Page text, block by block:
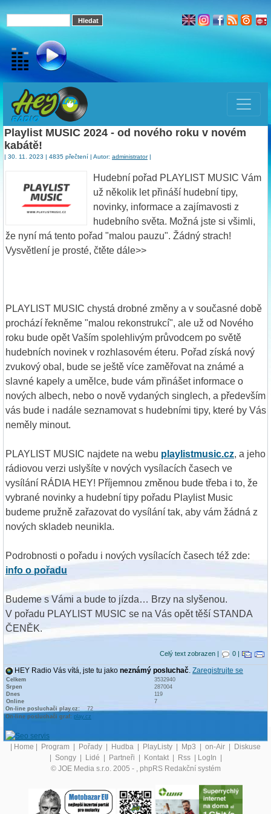
Playlist MUSIC 2024 - od nového roku v novém
kabátě!
| 30. 11. 2023 | 4835 přečtení | Autor: administrator|
Hudební pořad PLAYLIST MUSIC Vám
už několik let přináší hudební tipy,
novinky, informace a zajímavosti z
hudebního světa. Možná jste si všimli,
že nyní má tento pořad "malou pauzu". Žádný strach!
Vysvětlení je prosté, čtěte dále>>
PLAYLIST MUSIC chystá drobné změny a v současné době
prochází řekněme "malou rekonstrukcí", ale už od Nového
roku bude opět Vaším spolehlivým průvodcem po světě
hudebních novinek v rozhlasovém éteru. Pořad získá nový
zvukový obal, bude se ještě více zaměřovat na známé a
slavné kapely a umělce, bude vám přinášet informace o
nových albech, nebo o nově vydaných singlech, a především
vás bude i nadále seznamovat s hudebními tipy, které by Vás
neměly minout.
PLAYLIST MUSIC najdete na webu playlistmusic.cz, a jeho
rádiovou verzi uslyšíte v nových vysílacích časech ve
vysílání RÁDIA HEY! Příjemnou změnou bude třeba i to, že
vybrané novinky a hudební tipy pořadu Playlist Music
budeme pružně zařazovat do vysílání tak, aby vám žádná z
nových skladeb neunikla.
Podrobnosti o pořadu i nových vysílacích časech též zde:
info o pořadu
Budeme s Vámi a bude to jízda… Brzy na slyšenou.
V pořadu PLAYLIST MUSIC se na Vás opět těší STANDA
ČENĚK.
Celý text zobrazen | 0 |
HEY Radio Vás vítá, jste tu jako neznámý posluchač. Zaregistrujte se
Celkem
3532940
Srpen
287004
Dnes
119
Online
7
On-line posluchači play.cz:
72
On-line posluchači graf: play.cz
Home Program Pořady Hudba PlayListy Mp3 on-Air
Diskuse
Songy Lidé Partneři Kontakt Rss LogIn
© JOE Media s.r.o. 2005 - , phpRS Redakční systém